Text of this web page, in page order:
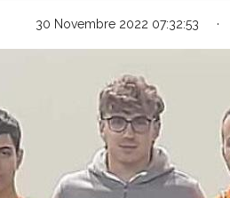
30 Novembre 2022 07:32:53